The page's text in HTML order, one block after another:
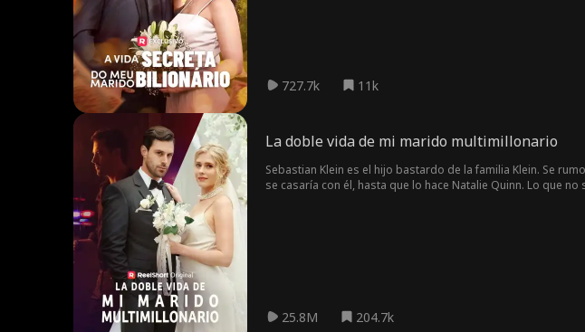
727.7k 11k
La doble vida de mi marido multimillonario
Sebastian Klein es el hijo bastardo de la familia Klein. Se
se casaría con él, hasta que lo hace Natalie Quinn. Lo que
25.8M 204.7k